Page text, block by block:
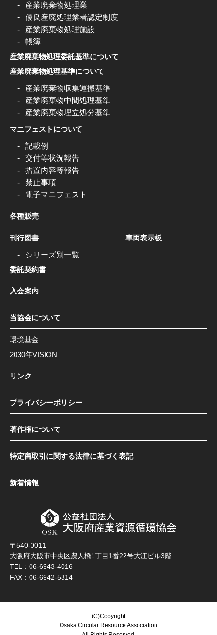
産業廃棄物処理業
優良産廃処理業者認定制度
産業廃棄物処理施設
帳簿
産業廃棄物処理委託基準について
産業廃棄物処理基準について
産業廃棄物収集運搬基準
産業廃棄物中間処理基準
産業廃棄物埋立処分基準
マニフェストについて
記載例
交付等状況報告
措置内容等報告
禁止事項
電子マニフェスト
各種販売
刊行図書
シリーズ別一覧
委託契約書
車両表示板
入会案内
当協会について
環境基金
2030年VISION
リンク
プライバシーポリシー
著作権について
特定商取引に関する法律に基づく表記
新着情報
〒540-0011
大阪府大阪市中央区農人橋1丁目1番22号大江ビル3階
TEL：06-6943-4016
FAX：06-6942-5314
(C)Copyright
Osaka Circular Resource Association